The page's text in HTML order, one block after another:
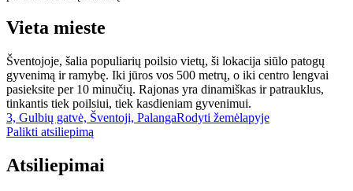
Vieta mieste
Šventojoje, šalia populiarių poilsio vietų, ši lokacija siūlo patogų
gyvenimą ir ramybę. Iki jūros vos 500 metrų, o iki centro lengvai
pasieksite per 10 minučių. Rajonas yra dinamiškas ir patrauklus,
tinkantis tiek poilsiui, tiek kasdieniam gyvenimui.
3, Gulbių gatvė, Šventoji, PalangaRodyti žemėlapyje
Palikti atsiliepimą
Atsiliepimai